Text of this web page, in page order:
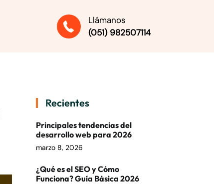
Llámanos
(051) 982507114
Recientes
Principales tendencias del
desarrollo web para 2026
marzo 8, 2026
¿Qué es el SEO y Cómo
Funciona? Guía Básica 2026